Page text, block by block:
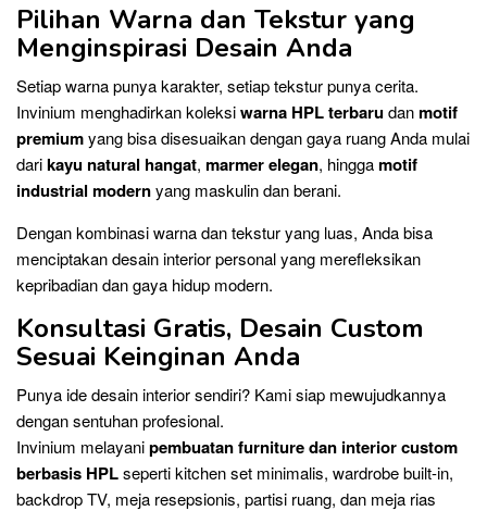
Pilihan Warna dan Tekstur yang
Menginspirasi Desain Anda
Setiap warna punya karakter, setiap tekstur punya cerita.
Invinium menghadirkan koleksiwarna HPL terbarudanmotif
premiumyang bisa disesuaikan dengan gaya ruang Anda mulai
darikayu natural hangat, marmer elegan, hinggamotif
industrial modernyang maskulin dan berani.
Dengan kombinasi warna dan tekstur yang luas, Anda bisa
menciptakan desain interior personal yang merefleksikan
kepribadian dan gaya hidup modern.
Konsultasi Gratis, Desain Custom
Sesuai Keinginan Anda
Punya ide desain interior sendiri? Kami siap mewujudkannya
dengan sentuhan profesional.
Invinium melayanipembuatan furniture dan interior custom
berbasis HPLseperti kitchen set minimalis, wardrobe built-in,
backdrop TV, meja resepsionis, partisi ruang, dan meja rias